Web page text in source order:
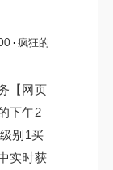
疯狂的
【网页
下午2
别1买
实时获